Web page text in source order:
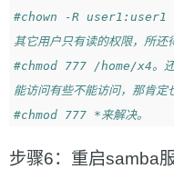
#chown -R user1:user1 /
其它用户只有读的权限，所还
#chmod 777 /home/x4。还
能访问有些不能访问，那肯
#chmod 777 *来解决。
步骤6：重启samba